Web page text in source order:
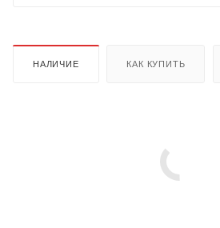
НАЛИЧИЕ КАК КУПИТЬ